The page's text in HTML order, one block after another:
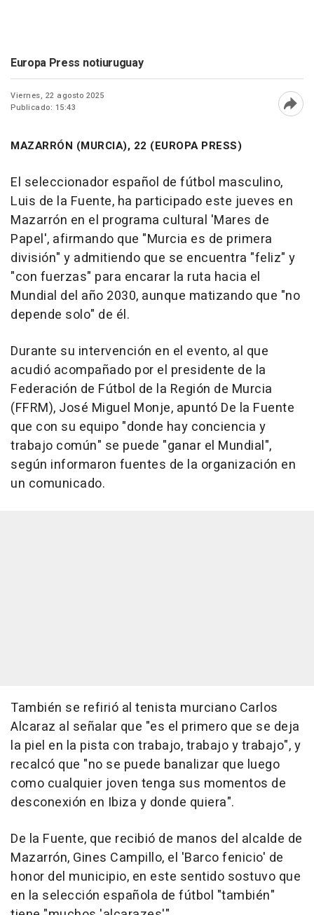
Europa Press notiuruguay
Viernes, 22 agosto 2025
Publicado: 15:43
MAZARRÓN (MURCIA), 22 (EUROPA PRESS)
El seleccionador español de fútbol masculino,
Luis de la Fuente, ha participado este jueves en
Mazarrón en el programa cultural 'Mares de
Papel', afirmando que "Murcia es de primera
división" y admitiendo que se encuentra "feliz" y
"con fuerzas" para encarar la ruta hacia el
Mundial del año 2030, aunque matizando que "no
depende solo" de él.
Durante su intervención en el evento, al que
acudió acompañado por el presidente de la
Federación de Fútbol de la Región de Murcia
(FFRM), José Miguel Monje, apuntó De la Fuente
que con su equipo "donde hay conciencia y
trabajo común" se puede "ganar el Mundial",
según informaron fuentes de la organización en
un comunicado.
También se refirió al tenista murciano Carlos
Alcaraz al señalar que "es el primero que se deja
la piel en la pista con trabajo, trabajo y trabajo", y
recalcó que "no se puede banalizar que luego
como cualquier joven tenga sus momentos de
desconexión en Ibiza y donde quiera".
De la Fuente, que recibió de manos del alcalde de
Mazarrón, Gines Campillo, el 'Barco fenicio' de
honor del municipio, en este sentido sostuvo que
en la selección española de fútbol "también"